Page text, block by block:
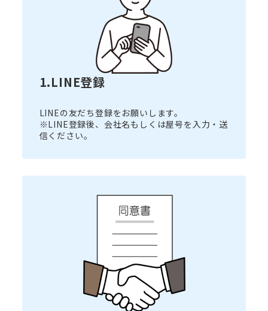
1.LINE登録
LINEの友だち登録をお願いします。
※LINE登録後、会社名もしくは屋号を入力・送
信ください。